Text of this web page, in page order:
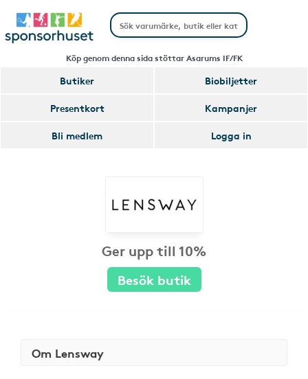
Köp genom denna sida stöttar Asarums IF/FK
Butiker
Biobiljetter
Presentkort
Kampanjer
Bli medlem
Logga in
Ger upp till 10%
Besök butik
Om Lensway